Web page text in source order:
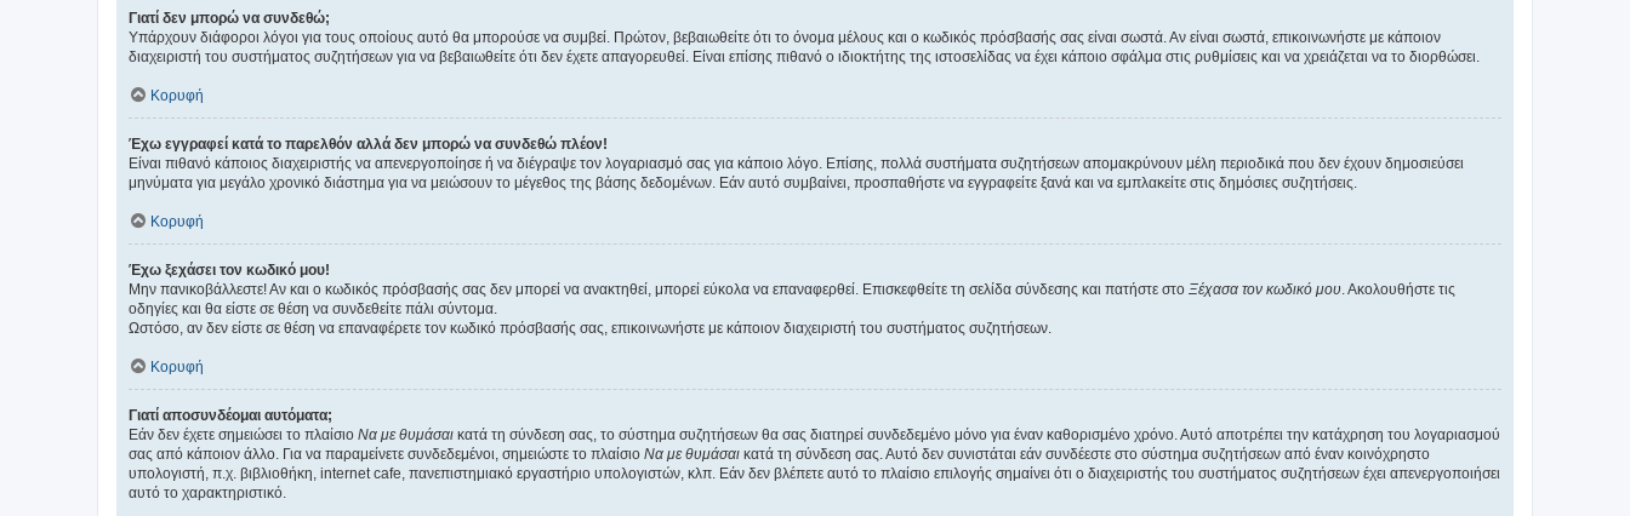
Γιατί δεν μπορώ να συνδεθώ;
Υπάρχουν διάφοροι λόγοι για τους οποίους αυτό θα μπορούσε να συμβεί. Πρώτον, βεβαιωθείτε ότι το όνομα μέλους και ο κωδικός πρόσβασής σας είναι σωστά. Αν είναι σωστά, επικοινωνήστε με κάποιον
διαχειριστή του συστήματος συζητήσεων για να βεβαιωθείτε ότι δεν έχετε απαγορευθεί. Είναι επίσης πιθανό ο ιδιοκτήτης της ιστοσελίδας να έχει κάποιο σφάλμα στις ρυθμίσεις και να χρειάζεται να το διορθώσει.
Κορυφή
Έχω εγγραφεί κατά το παρελθόν αλλά δεν μπορώ να συνδεθώ πλέον!
Είναι πιθανό κάποιος διαχειριστής να απενεργοποίησε ή να διέγραψε τον λογαριασμό σας για κάποιο λόγο. Επίσης, πολλά συστήματα συζητήσεων απομακρύνουν μέλη περιοδικά που δεν έχουν δημοσιεύσει
μηνύματα για μεγάλο χρονικό διάστημα για να μειώσουν το μέγεθος της βάσης δεδομένων. Εάν αυτό συμβαίνει, προσπαθήστε να εγγραφείτε ξανά και να εμπλακείτε στις δημόσιες συζητήσεις.
Κορυφή
Έχω ξεχάσει τον κωδικό μου!
Μην πανικοβάλλεστε! Αν και ο κωδικός πρόσβασής σας δεν μπορεί να ανακτηθεί, μπορεί εύκολα να επαναφερθεί. Επισκεφθείτε τη σελίδα σύνδεσης και πατήστε στο Ξέχασα τον κωδικό μου . Ακολουθήστε τις
οδηγίες και θα είστε σε θέση να συνδεθείτε πάλι σύντομα.
Ωστόσο, αν δεν είστε σε θέση να επαναφέρετε τον κωδικό πρόσβασής σας, επικοινωνήστε με κάποιον διαχειριστή του συστήματος συζητήσεων.
Κορυφή
Γιατί αποσυνδέομαι αυτόματα;
Εάν δεν έχετε σημειώσει το πλαίσιο Να με θυμάσαι κατά τη σύνδεση σας, το σύστημα συζητήσεων θα σας διατηρεί συνδεδεμένο μόνο για έναν καθορισμένο χρόνο. Αυτό αποτρέπει την κατάχρηση του λογαριασμού
σας από κάποιον άλλο. Για να παραμείνετε συνδεδεμένοι, σημειώστε το πλαίσιο Να με θυμάσαι κατά τη σύνδεση σας. Αυτό δεν συνιστάται εάν συνδέεστε στο σύστημα συζητήσεων από έναν κοινόχρηστο
υπολογιστή, π.χ. βιβλιοθήκη, internet cafe, πανεπιστημιακό εργαστήριο υπολογιστών, κλπ. Εάν δεν βλέπετε αυτό το πλαίσιο επιλογής σημαίνει ότι ο διαχειριστής του συστήματος συζητήσεων έχει απενεργοποιήσει
αυτό το χαρακτηριστικό.